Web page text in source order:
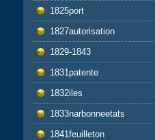
1825port
1827autorisation
1829-1843
1831patente
1832iles
1833narbonneetats
1841feuilleton